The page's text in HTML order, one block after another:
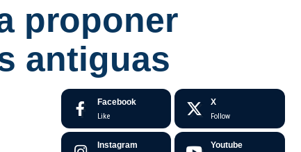
proponer
antiguas
Facebook
Like
X
Follow
Instagram Youtube